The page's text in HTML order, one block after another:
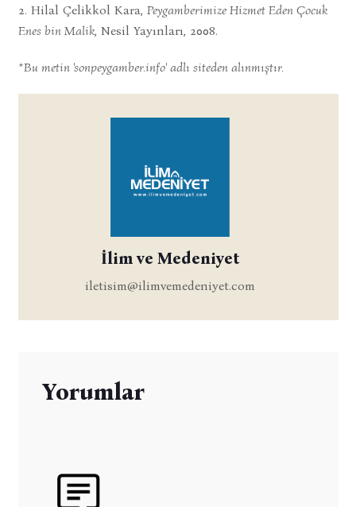
2. Hilal Çelikkol Kara, Peygamberimize Hizmet Eden Çocuk
Enes bin Malik, Nesil Yayınları, 2008.
*Bu metin 'sonpeygamber.info' adlı siteden alınmıştır.
İlim ve Medeniyet
iletisim@ilimvemedeniyet.com
Yorumlar